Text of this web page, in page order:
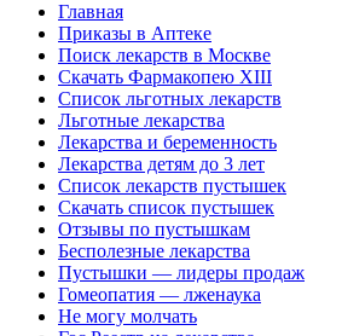
Главная
Приказы в Аптеке
Поиск лекарств в Москве
Скачать Фармакопею XIII
Список льготных лекарств
Льготные лекарства
Лекарства и беременность
Лекарства детям до 3 лет
Список лекарств пустышек
Скачать список пустышек
Отзывы по пустышкам
Бесполезные лекарства
Пустышки — лидеры продаж
Гомеопатия — лженаука
Не могу молчать